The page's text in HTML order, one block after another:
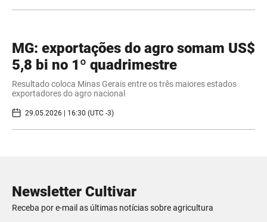
MG: exportações do agro somam US$
5,8 bi no 1º quadrimestre
Resultado coloca Minas Gerais entre os três maiores estados
exportadores do agro nacional
29.05.2026 | 16:30 (UTC -3)
Newsletter Cultivar
Receba por e-mail as últimas notícias sobre agricultura